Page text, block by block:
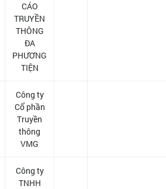
CÁO
TRUYỀN
THÔNG
ĐA
PHƯƠNG
TIỆN
Công ty
Cổ phần
Truyền
thông
VMG
Công ty
TNHH